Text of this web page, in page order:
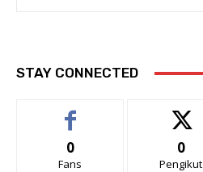
STAY CONNECTED
0
Fans
0
Pengikut